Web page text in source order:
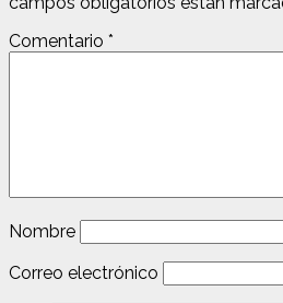
Comentario *
Nombre
Correo electrónico